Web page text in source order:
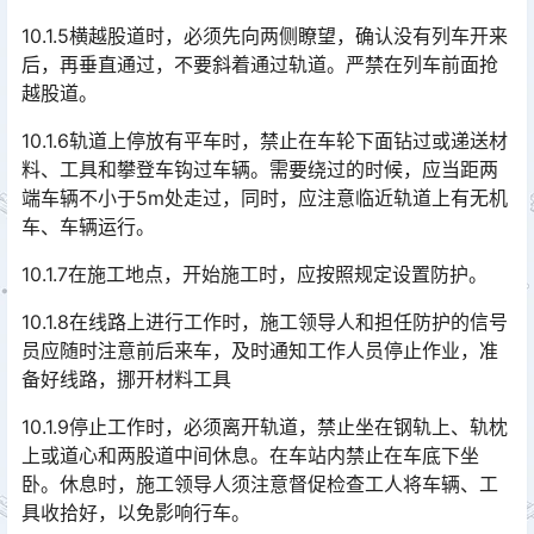
10.1.5横越股道时，必须先向两侧瞭望，确认没有列车开来
后，再垂直通过，不要斜着通过轨道。严禁在列车前面抢
越股道。
10.1.6轨道上停放有平车时，禁止在车轮下面钻过或递送材
料、工具和攀登车钩过车辆。需要绕过的时候，应当距两
端车辆不小于5m处走过，同时，应注意临近轨道上有无机
车、车辆运行。󠅅󠅃󠄵󠅂󠄪󠇖󠆨󠆨󠇕󠆞󠆒󠅬󠇘󠆭󠆘󠇙󠆝󠅵󠇗󠆭󠆁󠄐󠇗󠅹󠅸󠇖󠆍󠅳󠇖󠅹󠅰󠇖󠆌󠅹
10.1.7在施工地点，开始施工时，应按照规定设置防护。
10.1.8在线路上进行工作时，施工领导人和担任防护的信号
员应随时注意前后来车，及时通知工作人员停止作业，准
备好线路，挪开材料工具
10.1.9停止工作时，必须离开轨道，禁止坐在钢轨上、轨枕
上或道心和两股道中间休息。在车站内禁止在车底下坐
卧。休息时，施工领导人须注意督促检查工人将车辆、工
具收拾好，以免影响行车。󠅅󠅃󠄵󠅂󠄪󠇖󠆨󠆨󠇕󠆞󠆒󠅬󠇘󠆭󠆘󠇙󠆝󠅵󠇗󠆭󠆁󠄐󠇗󠅹󠅸󠇖󠆍󠅳󠇖󠅹󠅰󠇖󠆌󠅹